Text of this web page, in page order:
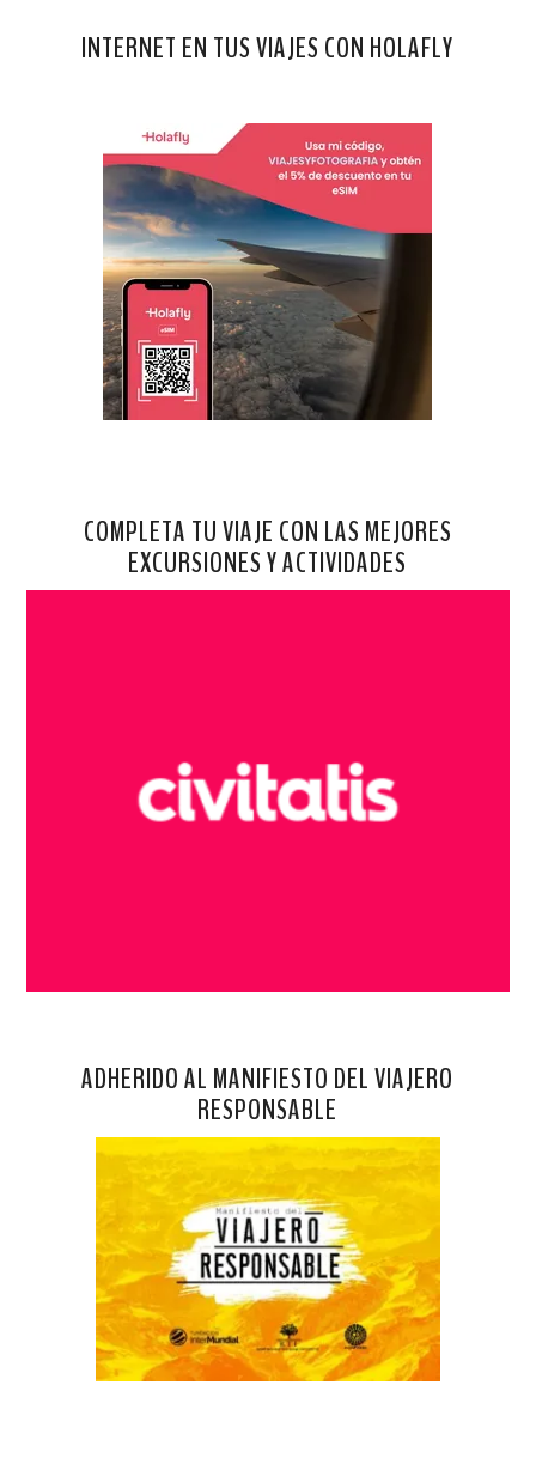
INTERNET EN TUS VIAJES CON HOLAFLY
COMPLETA TU VIAJE CON LAS MEJORES
EXCURSIONES Y ACTIVIDADES
ADHERIDO AL MANIFIESTO DEL VIAJERO
RESPONSABLE